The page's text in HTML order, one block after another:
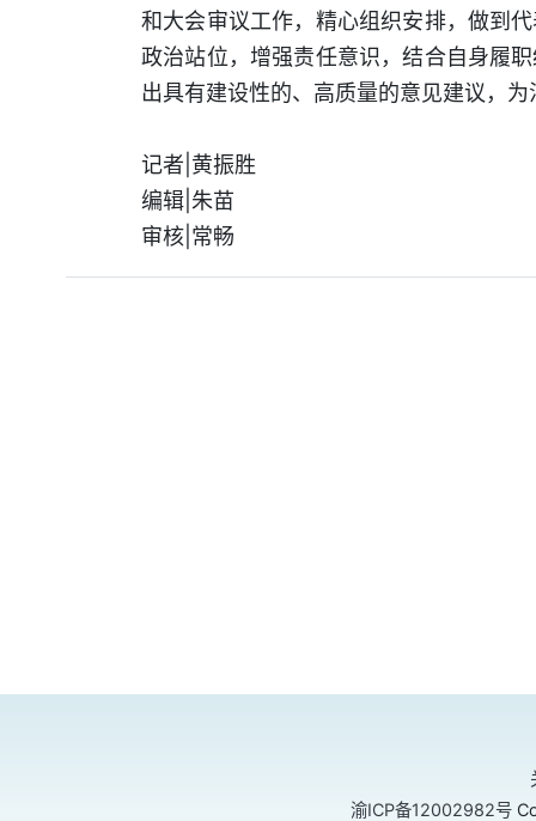
和大会审议工作，精心组织安排，做到
政治站位，增强责任意识，结合自身履
出具有建设性的、高质量的意见建议，
记者|黄振胜
编辑|朱苗
审核|常畅
渝ICP备12002982号